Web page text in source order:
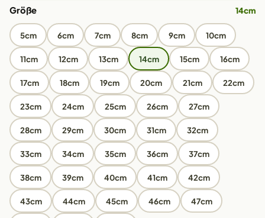
Größe 14cm
5cm 6cm 7cm 8cm 9cm 10cm
11cm 12cm 13cm 14cm 15cm 16cm
17cm 18cm 19cm 20cm 21cm 22cm
23cm 24cm 25cm 26cm 27cm
28cm 29cm 30cm 31cm 32cm
33cm 34cm 35cm 36cm 37cm
38cm 39cm 40cm 41cm 42cm
43cm 44cm 45cm 46cm 47cm